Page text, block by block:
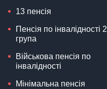
13 пенсія
Пенсія по інвалідності 2
група
Військова пенсія по
інвалідності
Мінімальна пенсія